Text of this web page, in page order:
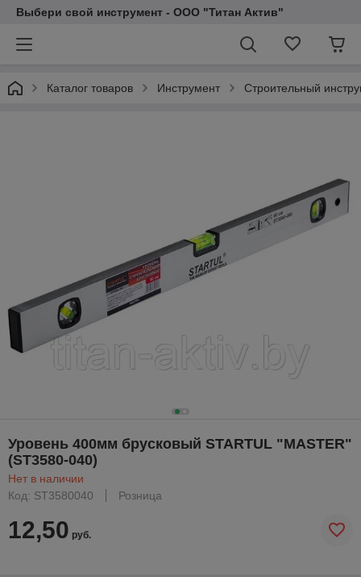
Выбери свой инструмент - ООО "Титан Актив"
Каталог товаров Инструмент Строительный
Уровень 400мм брусковый STARTUL "MASTER"
(ST3580-040)
Нет в наличии
Код: ST3580040
Розница
12,50 руб.